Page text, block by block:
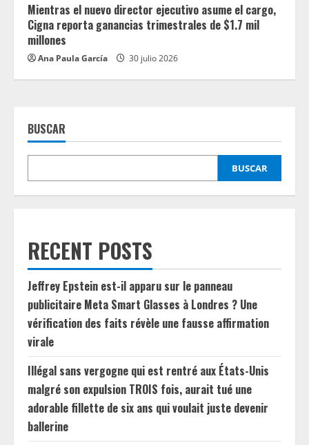
Mientras el nuevo director ejecutivo asume el cargo,
Cigna reporta ganancias trimestrales de $1.7 mil
millones
Ana Paula García 30 julio 2026
BUSCAR
BUSCAR
RECENT POSTS
Jeffrey Epstein est-il apparu sur le panneau
publicitaire Meta Smart Glasses à Londres ? Une
vérification des faits révèle une fausse affirmation
virale
Illégal sans vergogne qui est rentré aux États-Unis
malgré son expulsion TROIS fois, aurait tué une
adorable fillette de six ans qui voulait juste devenir
ballerine